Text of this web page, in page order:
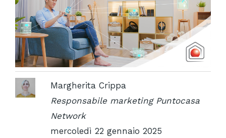
Margherita Crippa
Responsabile marketing Puntocasa
Network
mercoledì 22 gennaio 2025